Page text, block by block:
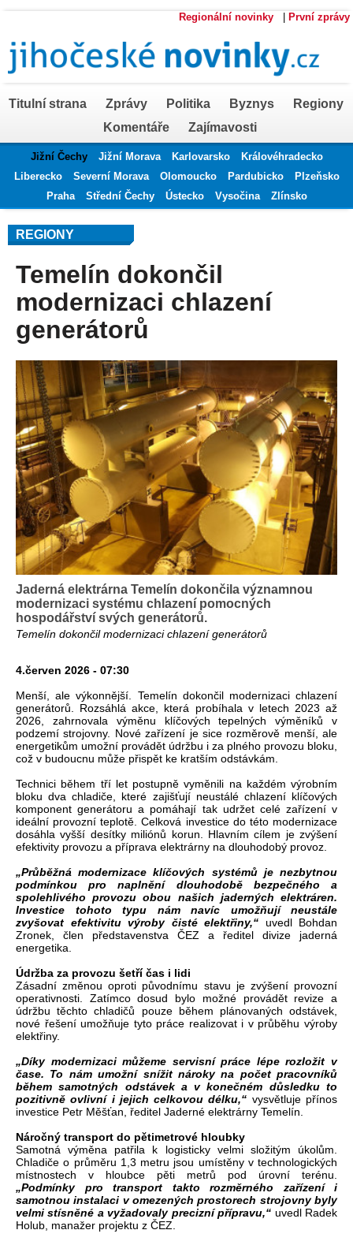
Regionální novinky První zprávy
Titulní strana Zprávy Politika Byznys
Regiony
Komentáře
Zajímavosti
Jižní Čechy Jižní Morava Karlovarsko
Královéhradecko
Liberecko
Severní Morava Olomoucko Pardubicko
Plzeňsko
Praha
Střední Čechy Ústecko Vysočina Zlínsko
REGIONY
Temelín dokončil
modernizaci chlazení
generátorů
Jaderná elektrárna Temelín dokončila významnou
modernizaci systému chlazení pomocných
hospodářství svých generátorů.
Temelín dokončil modernizaci chlazení generátorů
4.červen 2026 - 07:30
Menší, ale výkonnější. Temelín dokončil modernizaci chlazení
generátorů. Rozsáhlá akce, která probíhala v letech 2023 až
2026, zahrnovala výměnu klíčových tepelných výměníků v
podzemí strojovny. Nové zařízení je sice rozměrově menší, ale
energetikům umožní provádět údržbu i za plného provozu bloku,
což v budoucnu může přispět ke kratším odstávkám.
Technici během tří let postupně vyměnili na každém výrobním
bloku dva chladiče, které zajišťují neustálé chlazení klíčových
komponent generátoru a pomáhají tak udržet celé zařízení v
ideální provozní teplotě. Celková investice do této modernizace
dosáhla vyšší desítky miliónů korun. Hlavním cílem je zvýšení
efektivity provozu a příprava elektrárny na dlouhodobý provoz.
„Průběžná modernizace klíčových systémů je nezbytnou
podmínkou pro naplnění dlouhodobě bezpečného a
spolehlivého provozu obou našich jaderných elektráren.
Investice tohoto typu nám navíc umožňují neustále
zvyšovat efektivitu výroby čisté elektřiny,“ uvedl Bohdan
Zronek, člen představenstva ČEZ a ředitel divize jaderná
energetika.
Údržba za provozu šetří čas i lidi
Zásadní změnou oproti původnímu stavu je zvýšení provozní
operativnosti. Zatímco dosud bylo možné provádět revize a
údržbu těchto chladičů pouze během plánovaných odstávek,
nové řešení umožňuje tyto práce realizovat i v průběhu výroby
elektřiny.
„Díky modernizaci můžeme servisní práce lépe rozložit v
čase. To nám umožní snížit nároky na počet pracovníků
během samotných odstávek a v konečném důsledku to
pozitivně ovlivní i jejich celkovou délku,“ vysvětluje přínos
investice Petr Měšťan, ředitel Jaderné elektrárny Temelín.
Náročný transport do pětimetrové hloubky
Samotná výměna patřila k logisticky velmi složitým úkolům.
Chladiče o průměru 1,3 metru jsou umístěny v technologických
místnostech v hloubce pěti metrů pod úrovní terénu.
„Podmínky pro transport takto rozměrného zařízení i
samotnou instalaci v omezených prostorech strojovny byly
velmi stísněné a vyžadovaly precizní přípravu,“ uvedl Radek
Holub, manažer projektu z ČEZ.